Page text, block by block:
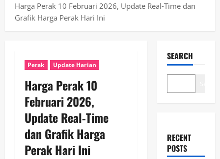
Harga Perak 10 Februari 2026, Update Real‑Time dan
Grafik Harga Perak Hari Ini
Perak Update Harian
Harga Perak 10
Februari 2026,
Update Real‑Time
dan Grafik Harga
Perak Hari Ini
SEARCH
RECENT
POSTS